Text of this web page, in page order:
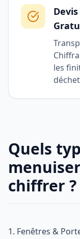
les
Quels
chiffrer ?
1. Fenêtres &